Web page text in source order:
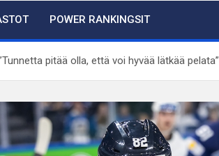
POWER RANKINGSIT
pitää olla, että voi hyvää lätkää pelata”